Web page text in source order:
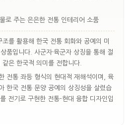
로 주는 은은한 전통 인테리어 소품
를 활용해 한국 전통 회화와 공예의 미
품입니다. 사군자·육군자 상징을 통해 절
은 한국적 의미를 전합니다.
전통 좌등 형식의 현대적 재해석이며, 육
한국 전통 문양 공예의 상징성을 살렸습
전기로 구현한 전통-현대 융합 디자인입